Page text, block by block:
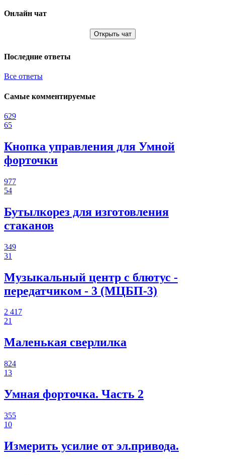
Онлайн чат
Открыть чат
Последние ответы
Все ответы
Самые комментируемые
629
65
Кнопка управления для Умной
форточки
977
54
Бутылкорез для изготовления
стаканов
349
31
Музыкальный центр с блютус -
передатчиком - 3 (МЦБП-3)
2 417
21
Маленькая сверлилка
824
13
Умная форточка. Часть 2
355
10
Измерить усилие от эл.привода.